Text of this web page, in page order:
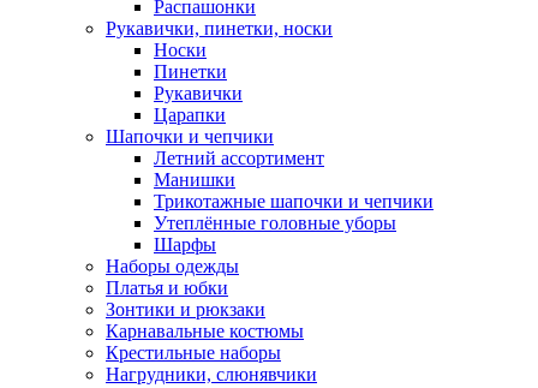
Распашонки
Рукавички, пинетки, носки
Носки
Пинетки
Рукавички
Царапки
Шапочки и чепчики
Летний ассортимент
Манишки
Трикотажные шапочки и чепчики
Утеплённые головные уборы
Шарфы
Наборы одежды
Платья и юбки
Зонтики и рюкзаки
Карнавальные костюмы
Крестильные наборы
Нагрудники, слюнявчики